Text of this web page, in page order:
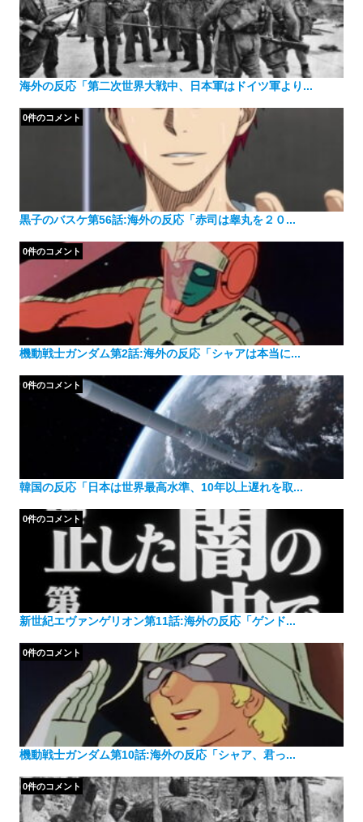
海外の反応「第二次世界大戦中、日本軍はドイツ軍より...
黒子のバスケ第56話:海外の反応「赤司は睾丸を２０...
0件のコメント
機動戦士ガンダム第2話:海外の反応「シャアは本当に...
0件のコメント
韓国の反応「日本は世界最高水準、10年以上遅れを取...
0件のコメント
新世紀エヴァンゲリオン第11話:海外の反応「ゲンド...
0件のコメント
機動戦士ガンダム第10話:海外の反応「シャア、君っ...
0件のコメント
0件のコメント